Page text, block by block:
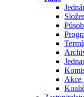
Akce